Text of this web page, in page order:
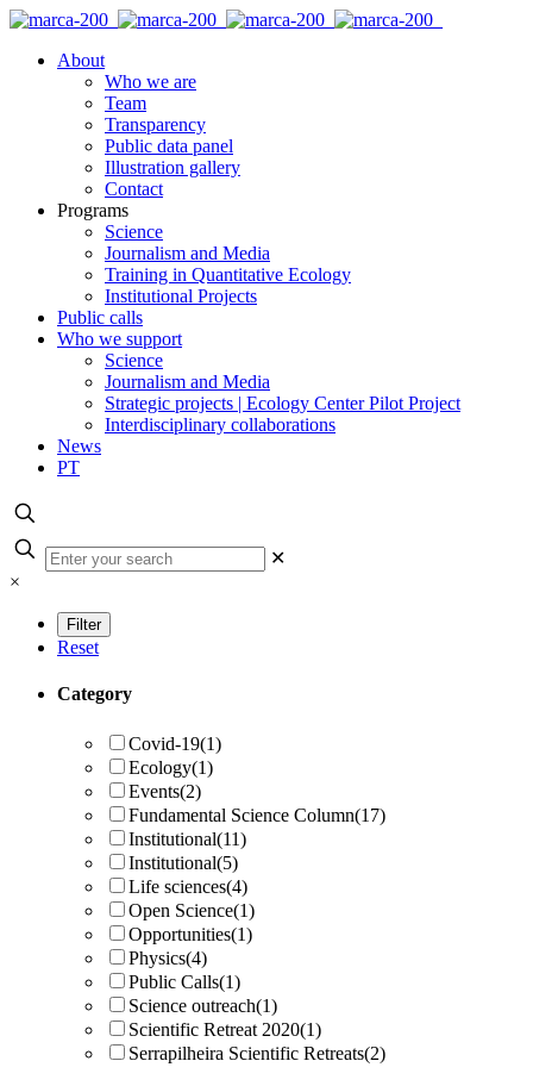
About
Who we are
Team
Transparency
Public data panel
Illustration gallery
Contact
Programs
Science
Journalism and Media
Training in Quantitative Ecology
Institutional Projects
Public calls
Who we support
Science
Journalism and Media
Strategic projects | Ecology Center Pilot Project
Interdisciplinary collaborations
News
PT
✕
×
Reset
Category
Covid-19(1)
Ecology(1)
Events(2)
Fundamental Science Column(17)
Institutional(11)
Institutional(5)
Life sciences(4)
Open Science(1)
Opportunities(1)
Physics(4)
Public Calls(1)
Science outreach(1)
Scientific Retreat 2020(1)
Serrapilheira Scientific Retreats(2)